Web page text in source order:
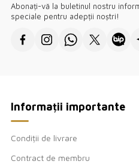
Abonați-vă la buletinul nostru
speciale pentru adepții noștri!
Informații importante
Condiții de livrare
Contract de membru